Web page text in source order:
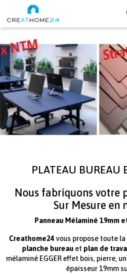
PLATEAU BUREAU
Nous fabriquons votre
Sur Mesure en
Panneau Mélaminé 19mm
Creathome24 vous propose toute la
planche bureauet plan de
mélaminé EGGER effet bois, pierre,
épaisseur 19mm